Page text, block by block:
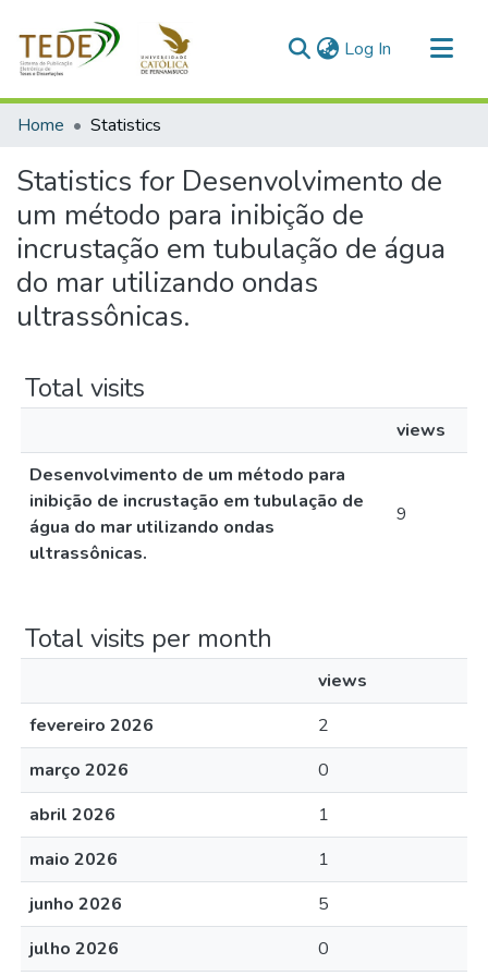
Log In (current)
Communities & Collections
Home Statistics
Statistics for Desenvolvimento de
um método para inibição de
incrustação em tubulação de água
do mar utilizando ondas
ultrassônicas.
Total visits
views
Desenvolvimento de um método para
inibição de incrustação em tubulação de
água do mar utilizando ondas
ultrassônicas.
9
Total visits per month
views
fevereiro 2026
2
março 2026
0
abril 2026
1
maio 2026
1
junho 2026
5
julho 2026
0